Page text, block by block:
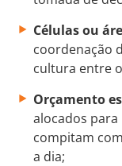
Células ou
coordenação
cultura entre
Orçamento
alocados
compitam
a dia;